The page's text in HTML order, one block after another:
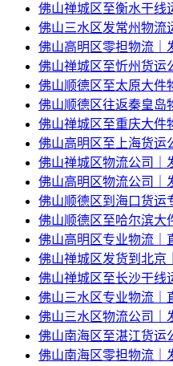
佛山禅城区至衡水干线
佛山三水区发常州物流
佛山高明区零担物流｜
佛山禅城区至忻州货运
佛山顺德区至太原大件
佛山顺德区往返秦皇岛
佛山禅城区至重庆大件
佛山高明区至上海货运
佛山禅城区物流公司｜
佛山高明区物流公司｜
佛山顺德区到海口货运
佛山顺德区至哈尔滨大
佛山高明区专业物流｜
佛山禅城区发货到北京
佛山禅城区至长沙干线
佛山三水区专业物流｜
佛山三水区物流公司｜
佛山南海区至湛江货运
佛山南海区零担物流｜